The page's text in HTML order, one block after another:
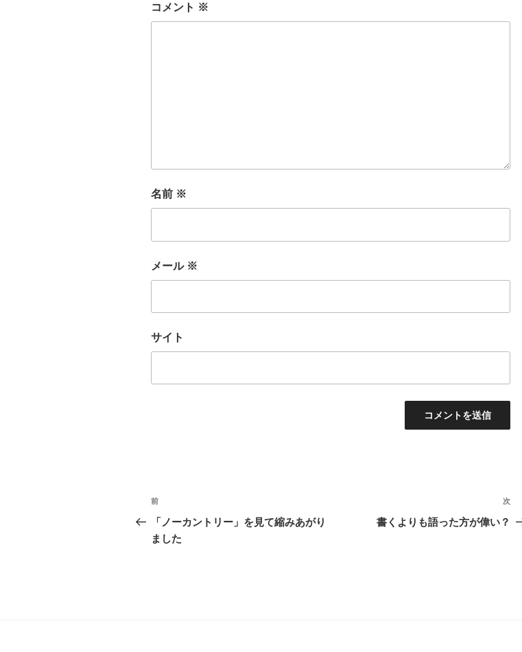
コメント ※
名前 ※
メール ※
サイト
投
稿
ナ
前
の
投
前
「ノーカントリー」を見て縮みあがり
ました
次
の
次
書くよりも語った方が偉い？